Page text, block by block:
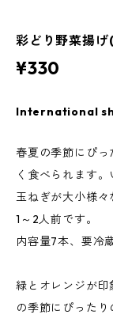
彩どり野菜揚げ(
¥330
International
春夏の季節にぴ
く食べられます
玉ねぎが大小様々
1～2人前です。
内容量7本、要冷
緑とオレンジが
の季節にぴった